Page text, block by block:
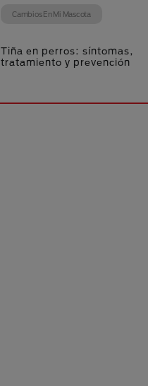
Cambios En Mi Mascota
Tiña en perros: síntomas,
tratamiento y prevención